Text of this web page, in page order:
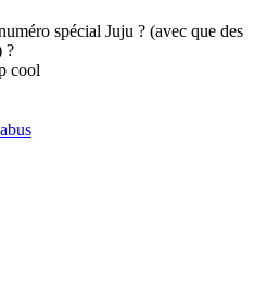
spécial Juju ? (avec que des
?
cool